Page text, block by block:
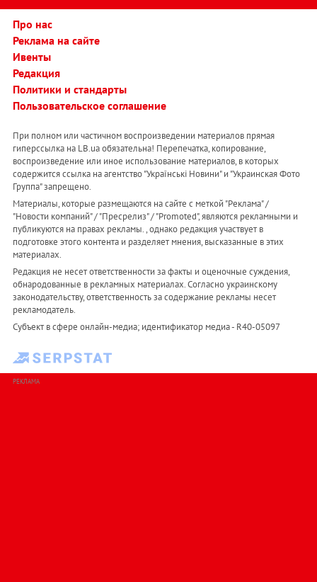
Про нас
Реклама на сайте
Ивенты
Редакция
Политики и стандарты
Пользовательское соглашение
При полном или частичном воспроизведении материалов прямая
гиперссылка на LB.ua обязательна! Перепечатка, копирование,
воспроизведение или иное использование материалов, в которых
содержится ссылка на агентство "Українськi Новини" и "Украинская Фото
Группа" запрещено.
Материалы, которые размещаются на сайте с меткой "Реклама" /
"Новости компаний" / "Пресрелиз" / "Promoted", являются рекламными и
публикуются на правах рекламы. , однако редакция участвует в
подготовке этого контента и разделяет мнения, высказанные в этих
материалах.
Редакция не несет ответственности за факты и оценочные суждения,
обнародованные в рекламных материалах. Согласно украинскому
законодательству, ответственность за содержание рекламы несет
рекламодатель.
Субъект в сфере онлайн-медиа; идентификатор медиа - R40-05097
РЕКЛАМА